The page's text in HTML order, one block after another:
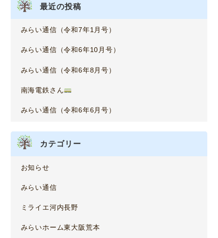
最近の投稿
みらい通信（令和7年1月号）
みらい通信（令和6年10月号）
みらい通信（令和6年8月号）
南海電鉄さん
みらい通信（令和6年6月号）
カテゴリー
お知らせ
みらい通信
ミライエ河内長野
みらいホーム東大阪荒本